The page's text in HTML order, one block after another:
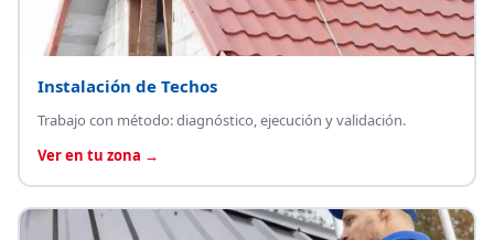
Instalación de Techos
Trabajo con método: diagnóstico, ejecución y validación.
Ver en tu zona →